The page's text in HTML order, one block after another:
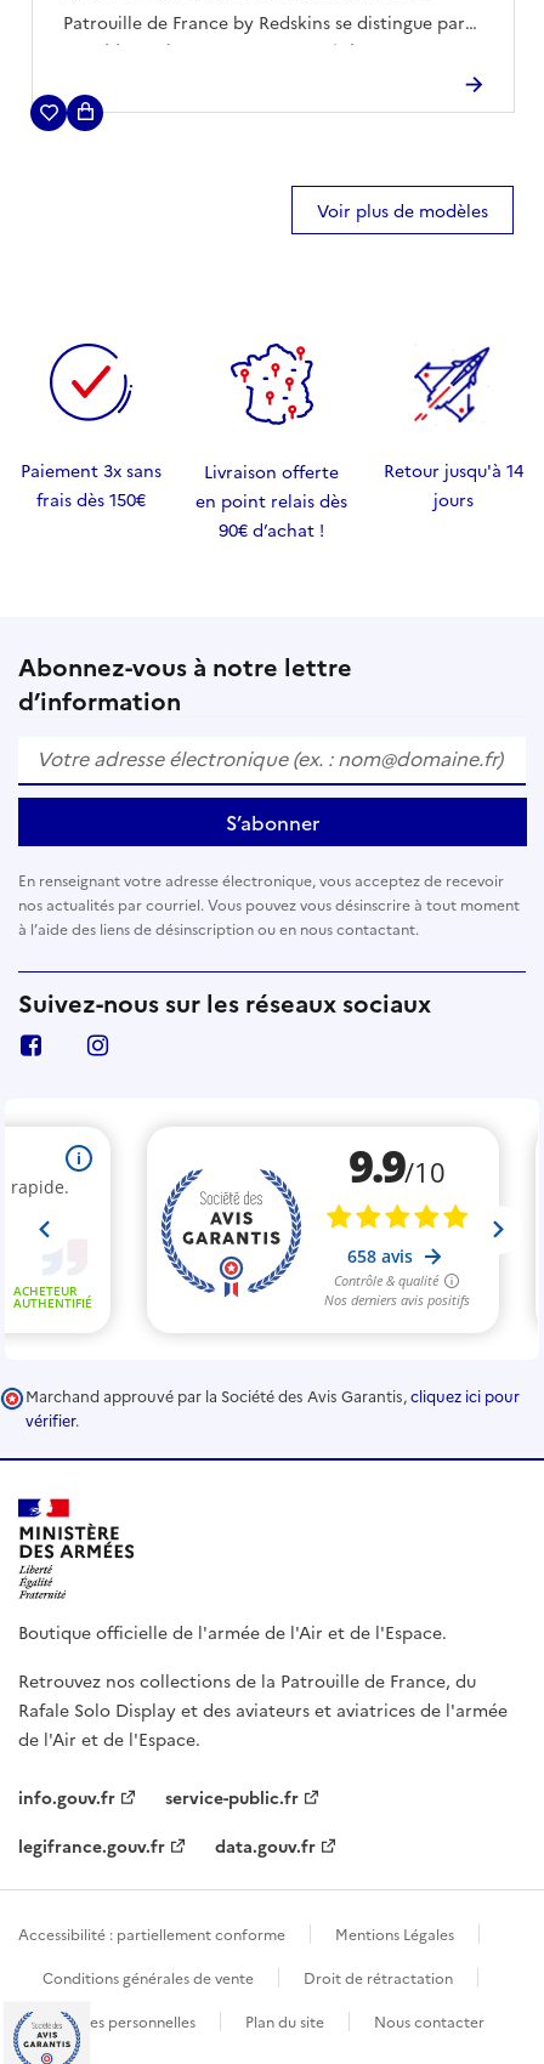
Patrouille de France by Redskins se distingue par
noblesse de son coton mercerisé
PILOT » sur le torse
, clin d’œil direct à l’univers des
aviateurs.
Voir plus de modèles
Paiement 3x sans
frais dès 150€
Livraison offerte
en point relais dès
90€ d’achat !
Retour jusqu'à 14
jours
Abonnez-vous à notre lettre
d’information
S’abonner
En renseignant votre adresse électronique, vous acceptez de recevoir
nos actualités par courriel. Vous pouvez vous désinscrire à tout moment
à l’aide des liens de désinscription ou en nous contactant.
Suivez-nous sur les réseaux sociaux
Marchand approuvé par la Société des Avis Garantis,cliquez ici pour
vérifier.
Boutique officielle de l'armée de l'Air et de l'Espace.
Retrouvez nos collections de la Patrouille de France, du
Rafale Solo Display et des aviateurs et aviatrices de l'armée
de l'Air et de l'Espace.
info.gouv.fr
service-public.fr
legifrance.gouv.fr
data.gouv.fr
Accessibilité : partiellement conforme Mentions Légales
Conditions générales de vente Droit de rétractation
Données personnelles Plan du site Nous contacter